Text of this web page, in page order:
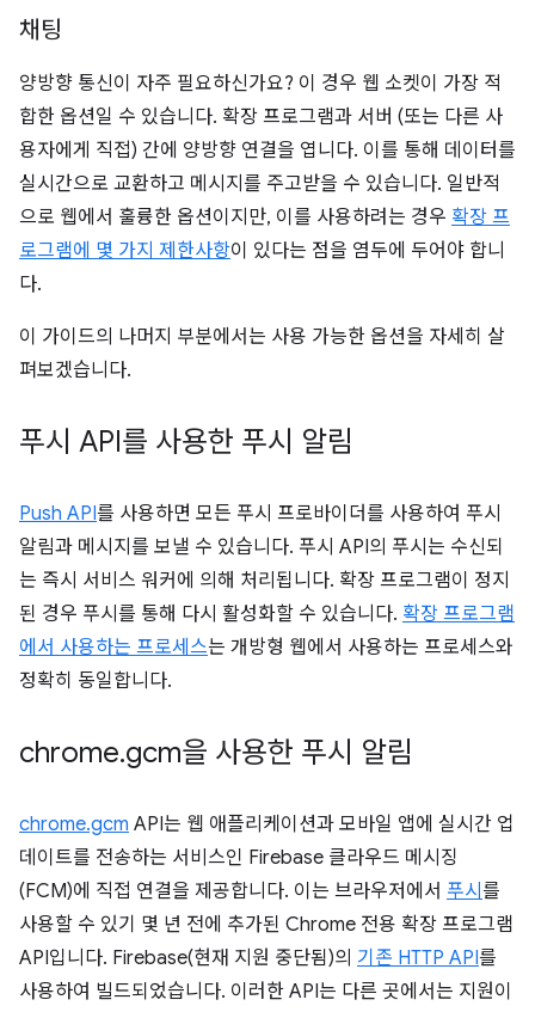
채팅
양방향 통신이 자주 필요하신가요? 이 경우 웹 소켓이 가장 적
합한 옵션일 수 있습니다. 확장 프로그램과 서버 (또는 다른 사
용자에게 직접) 간에 양방향 연결을 엽니다. 이를 통해 데이터를
실시간으로 교환하고 메시지를 주고받을 수 있습니다. 일반적
으로 웹에서 훌륭한 옵션이지만, 이를 사용하려는 경우 확장 프
로그램에 몇 가지 제한사항이 있다는 점을 염두에 두어야 합니
다.
이 가이드의 나머지 부분에서는 사용 가능한 옵션을 자세히 살
펴보겠습니다.
푸시 API를 사용한 푸시 알림
Push API를 사용하면 모든 푸시 프로바이더를 사용하여 푸시
알림과 메시지를 보낼 수 있습니다. 푸시 API의 푸시는 수신되
는 즉시 서비스 워커에 의해 처리됩니다. 확장 프로그램이 정지
된 경우 푸시를 통해 다시 활성화할 수 있습니다. 확장 프로그램
에서 사용하는 프로세스는 개방형 웹에서 사용하는 프로세스와
정확히 동일합니다.
chrome.gcm을 사용한 푸시 알림
chrome.gcm API는 웹 애플리케이션과 모바일 앱에 실시간 업
데이트를 전송하는 서비스인 Firebase 클라우드 메시징
(FCM)에 직접 연결을 제공합니다. 이는 브라우저에서 푸시 를
사용할 수 있기 몇 년 전에 추가된 Chrome 전용 확장 프로그램
API입니다. Firebase(현재 지원 중단됨)의 기존 HTTP API를
사용하여 빌드되었습니다. 이러한 API는 다른 곳에서는 지원이